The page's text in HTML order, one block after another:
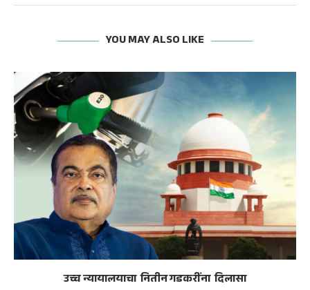
YOU MAY ALSO LIKE
उच्च न्यायालयाचा नितीन गडकरींना दिलासा